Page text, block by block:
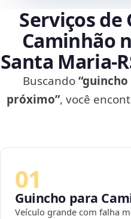
Serviços de
Caminhão
Santa
Buscando
próximo”, você
01
Guincho para
Veículo grande com falha